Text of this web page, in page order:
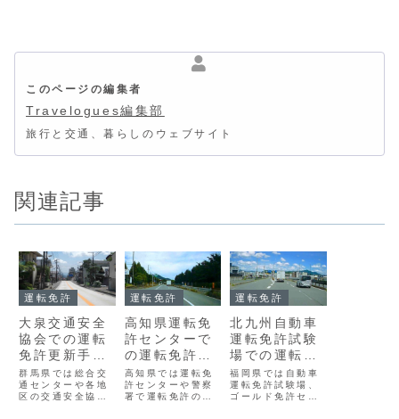
このページの編集者
Travelogues編集部
旅行と交通、暮らしのウェブサイト
関連記事
運転免許
大泉交通安全
協会での運転
免許更新手続
き
群馬県では総合交
通センターや各地
区の交通安全協
運転免許
高知県運転免
許センターで
の運転免許更
新手続き
高知県では運転免
許センターや警察
署で運転免許の更
運転免許
北九州自動車
運転免許試験
場での運転免
許更新手続き
福岡県では自動車
運転免許試験場、
ゴールド免許セン